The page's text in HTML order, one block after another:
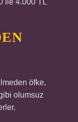
ile 4.000 TL
öfke,
gibi olumsuz